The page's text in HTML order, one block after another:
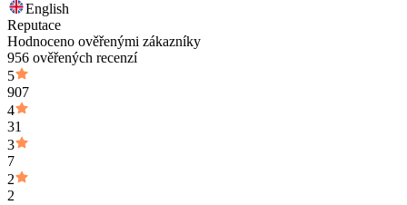
English
Reputace
Hodnoceno ověřenými zákazníky
956 ověřených recenzí
5
907
4
31
3
7
2
2